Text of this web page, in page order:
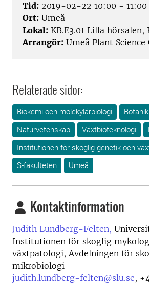
Tid: 2019-02-22 10:00 - 11:00
Ort: Umeå
Lokal: KB.E3.01 Lilla hörsalen,
Arrangör: Umeå Plant Science
Relaterade sidor:
Biokemi och molekylärbiologi
Botanik
Naturvetenskap
Växtbioteknologi
Institutionen för skoglig genetik och
S-fakulteten
Umeå
Kontaktinformation
Judith Lundberg-Felten,
Institutionen för skoglig
växtpatologi, Avdelningen för
mikrobiologi
judith.lundberg-felten@slu.se,